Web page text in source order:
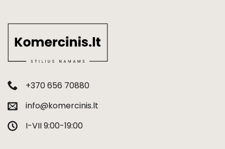
+370 656 70880
info@komercinis.lt
I-VII 9:00-19:00